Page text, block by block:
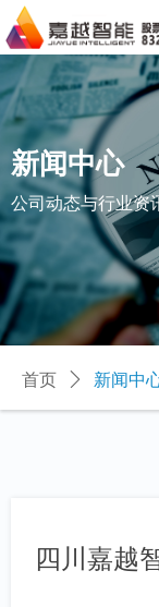
四川嘉越
首页 ꄲ 新闻中
新闻中心
公司动态与行业资